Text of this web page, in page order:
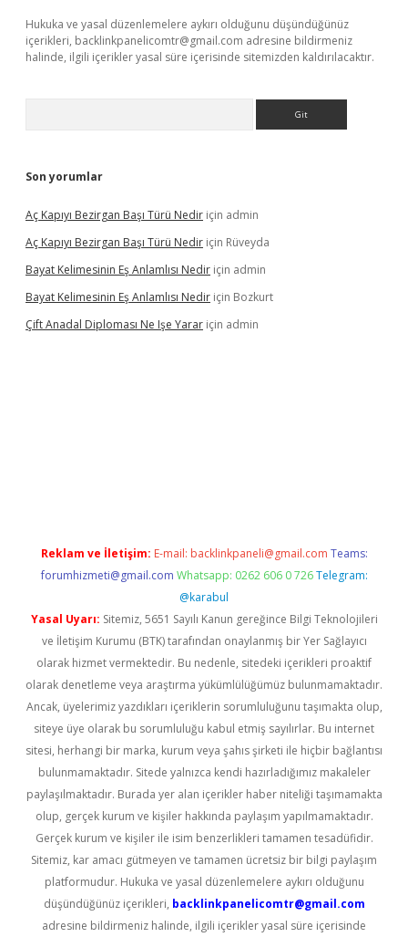
Hukuka ve yasal düzenlemelere aykırı olduğunu düşündüğünüz
içerikleri, backlinkpanelicomtr@gmail.com adresine bildirmeniz
halinde, ilgili içerikler yasal süre içerisinde sitemizden kaldırılacaktır.
Son yorumlar
Aç Kapıyı Bezirgan Başı Türü Nedir için admin
Aç Kapıyı Bezirgan Başı Türü Nedir için Rüveyda
Bayat Kelimesinin Eş Anlamlısı Nedir için admin
Bayat Kelimesinin Eş Anlamlısı Nedir için Bozkurt
Çift Anadal Diploması Ne Işe Yarar için admin
Reklam ve İletişim: E-mail: backlinkpaneli@gmail.com Teams:
forumhizmeti@gmail.com Whatsapp: 0262 606 0 726 Telegram:
@karabul
Yasal Uyarı: Sitemiz, 5651 Sayılı Kanun gereğince Bilgi Teknolojileri
ve İletişim Kurumu (BTK) tarafından onaylanmış bir Yer Sağlayıcı
olarak hizmet vermektedir. Bu nedenle, sitedeki içerikleri proaktif
olarak denetleme veya araştırma yükümlülüğümüz bulunmamaktadır.
Ancak, üyelerimiz yazdıkları içeriklerin sorumluluğunu taşımakta olup,
siteye üye olarak bu sorumluluğu kabul etmiş sayılırlar. Bu internet
sitesi, herhangi bir marka, kurum veya şahıs şirketi ile hiçbir bağlantısı
bulunmamaktadır. Sitede yalnızca kendi hazırladığımız makaleler
paylaşılmaktadır. Burada yer alan içerikler haber niteliği taşımamakta
olup, gerçek kurum ve kişiler hakkında paylaşım yapılmamaktadır.
Gerçek kurum ve kişiler ile isim benzerlikleri tamamen tesadüfidir.
Sitemiz, kar amacı gütmeyen ve tamamen ücretsiz bir bilgi paylaşım
platformudur. Hukuka ve yasal düzenlemelere aykırı olduğunu
düşündüğünüz içerikleri, backlinkpanelicomtr@gmail.com
adresine bildirmeniz halinde, ilgili içerikler yasal süre içerisinde